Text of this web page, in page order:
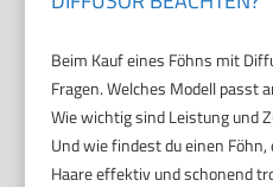
Beim Kauf eines Föhns mit
Fragen. Welches Modell passt
Wie wichtig sind Leistung und
Und wie findest du einen
Haare effektiv und schonend